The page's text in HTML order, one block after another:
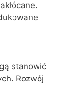
stanowić
Rozwój